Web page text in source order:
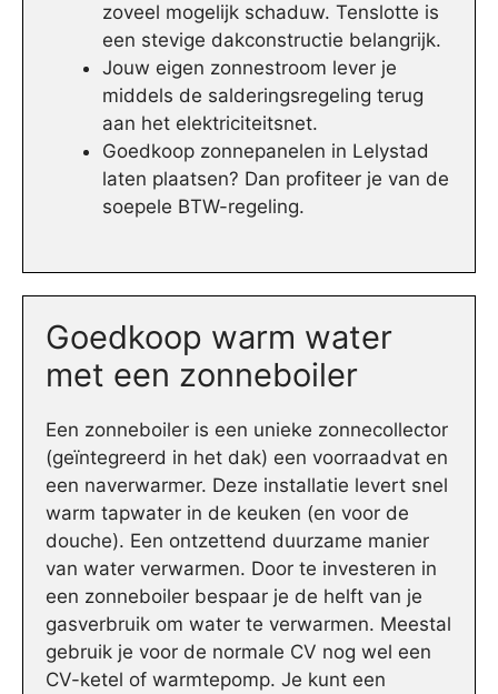
zoveel mogelijk schaduw. Tenslotte is
een stevige dakconstructie belangrijk.
Jouw eigen zonnestroom lever je
middels de salderingsregeling terug
aan het elektriciteitsnet.
Goedkoop zonnepanelen in Lelystad
laten plaatsen? Dan profiteer je van de
soepele BTW-regeling.
Goedkoop warm water
met een zonneboiler
Een zonneboiler is een unieke zonnecollector
(geïntegreerd in het dak) een voorraadvat en
een naverwarmer. Deze installatie levert snel
warm tapwater in de keuken (en voor de
douche). Een ontzettend duurzame manier
van water verwarmen. Door te investeren in
een zonneboiler bespaar je de helft van je
gasverbruik om water te verwarmen. Meestal
gebruik je voor de normale CV nog wel een
CV-ketel of warmtepomp. Je kunt een